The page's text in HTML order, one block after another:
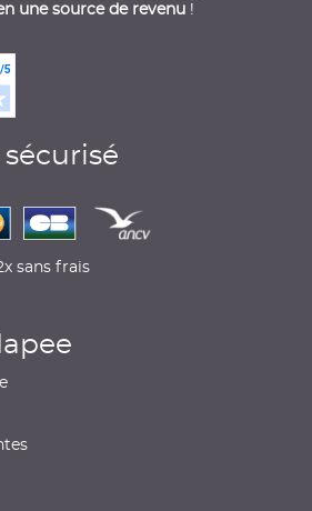
une source de revenu !
sans frais